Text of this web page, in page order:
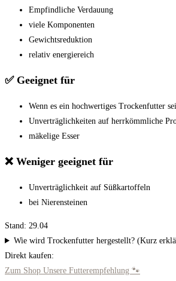
Empfindliche Verdauung
viele Komponenten
Gewichtsreduktion
relativ energiereich
✅ Geeignet für
Wenn es ein hochwertiges Trockenfutter
Unverträglichkeiten auf herrkömmliche
mäkelige Esser
❌ Weniger geeignet für
Unverträglichkeit auf Süßkartoffeln
bei Nierensteinen
Stand: 29.04
Wie wird Trockenfutter hergestellt? (Kurz
Direkt kaufen:
Zum Shop Unsere Futterempfehlung 🐾